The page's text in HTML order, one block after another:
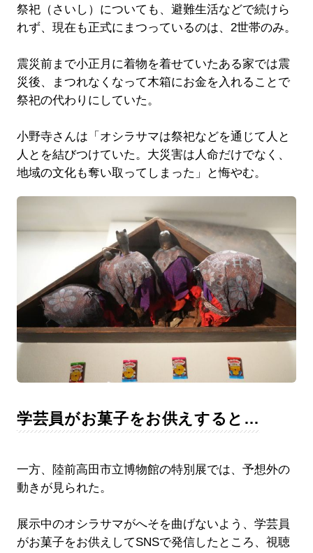
祭祀（さいし）についても、避難生活などで続けら
れず、現在も正式にまつっているのは、2世帯のみ。
震災前まで小正月に着物を着せていたある家では震
災後、まつれなくなって木箱にお金を入れることで
祭祀の代わりにしていた。
小野寺さんは「オシラサマは祭祀などを通じて人と
人とを結びつけていた。大災害は人命だけでなく、
地域の文化も奪い取ってしまった」と悔やむ。
学芸員がお菓子をお供えすると…
一方、陸前高田市立博物館の特別展では、予想外の
動きが見られた。
展示中のオシラサマがへそを曲げないよう、学芸員
がお菓子をお供えしてSNSで発信したところ、視聴